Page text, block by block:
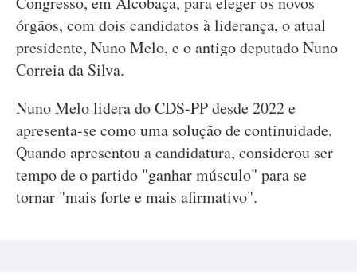
órgãos, com dois candidatos à liderança, o atual
presidente, Nuno Melo, e o antigo deputado Nuno
Correia da Silva.
Nuno Melo lidera do CDS-PP desde 2022 e
apresenta-se como uma solução de continuidade.
Quando apresentou a candidatura, considerou ser
tempo de o partido "ganhar músculo" para se
tornar "mais forte e mais afirmativo".